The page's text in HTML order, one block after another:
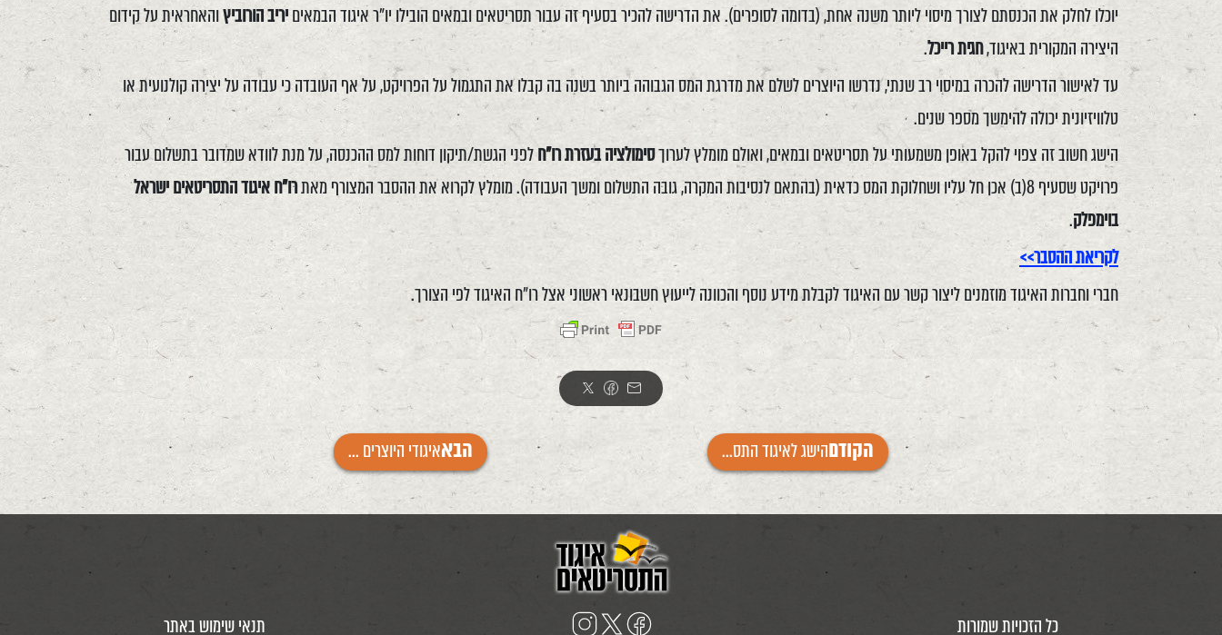
יוכלו לחלק את הכנסתם לצורך מיסוי ליותר משנה אחת, (בדומה לסופרים). את הדרישה להכיר בסעיף זה עבור תסריטאים ובמאים הובילו יו"ר איגוד הבמאיםיריב הורוביץוהאחראית על קידום
היצירה המקורית באיגוד,חגית רייכל.
עד לאישור הדרישה להכרה במיסוי רב שנתי, נדרשו היוצרים לשלם את מדרגת המס הגבוהה ביותר בשנה בה קבלו את התגמול על הפרויקט, על אף העובדה כי עבודה על יצירה קולנועית או
טלוויזיונית יכולה להימשך מספר שנים.
הישג חשוב זה צפוי להקל באופן משמעותי על תסריטאים ובמאים, ואולם מומלץ לערוךסימולציה בעזרת רו"חלפני הגשת/תיקון דוחות למס ההכנסה, על מנת לוודא שמדובר בתשלום עבור
פרויקט שסעיף 8(ב) אכן חל עליו ושחלוקת המס כדאית (בהתאם לנסיבות המקרה, גובה התשלום ומשך העבודה). מומלץ לקרוא את ההסבר המצורף מאת
רו"ח איגוד התסריטאים ישראל
בוימפלק.
לקריאת ההסבר>>
חברי וחברות האיגוד מוזמנים ליצור קשר עם האיגוד לקבלת מידע נוסף והכוונה לייעוץ חשבונאי ראשוני אצל רו"ח האיגוד לפי הצורך.
הבאאיגודי היוצרים ... הקודםהישג לאיגוד התס...
כל הזכויות שמורות תנאי שימוש באתר